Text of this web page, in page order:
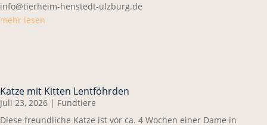
info@tierheim-henstedt-ulzburg.de
mehr lesen
Katze mit Kitten Lentföhrden
Juli 23, 2026 | Fundtiere
Diese freundliche Katze ist vor ca. 4 Wochen einer Dame in